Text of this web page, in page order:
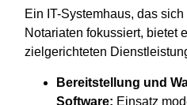
Ein IT-Systemhaus, das
Notariaten fokussiert, bietet
zielgerichteten
Bereitstellung und
Software: Einsatz